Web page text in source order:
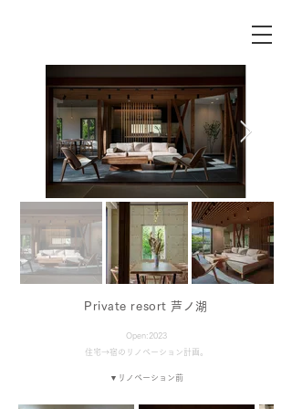
​Private resort 芦ノ湖
Open:2023
住宅→宿のリノベーション計画。
​▼リノベーション前